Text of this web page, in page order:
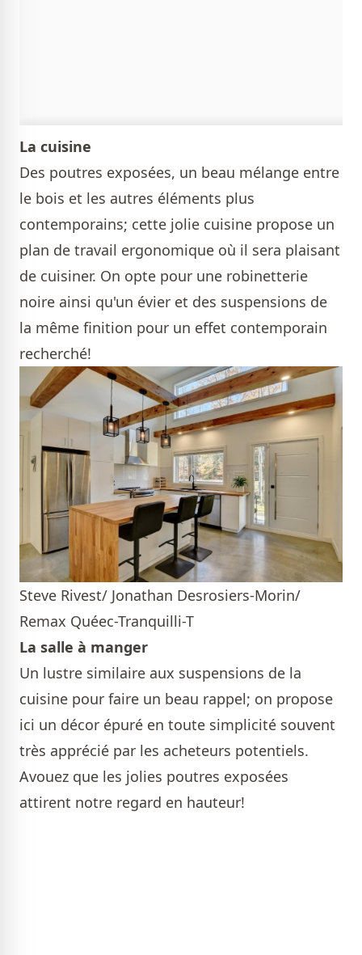
La cuisine
Des poutres exposées, un beau mélange entre
le bois et les autres éléments plus
contemporains; cette jolie cuisine propose un
plan de travail ergonomique où il sera plaisant
de cuisiner. On opte pour une robinetterie
noire ainsi qu'un évier et des suspensions de
la même finition pour un effet contemporain
recherché!
Steve Rivest/ Jonathan Desrosiers-Morin/
Remax Quéec-Tranquilli-T
La salle à manger
Un lustre similaire aux suspensions de la
cuisine pour faire un beau rappel; on propose
ici un décor épuré en toute simplicité souvent
très apprécié par les acheteurs potentiels.
Avouez que les jolies poutres exposées
attirent notre regard en hauteur!